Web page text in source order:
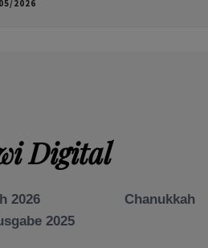
2026
Digital
2026 Chanukkah
2025